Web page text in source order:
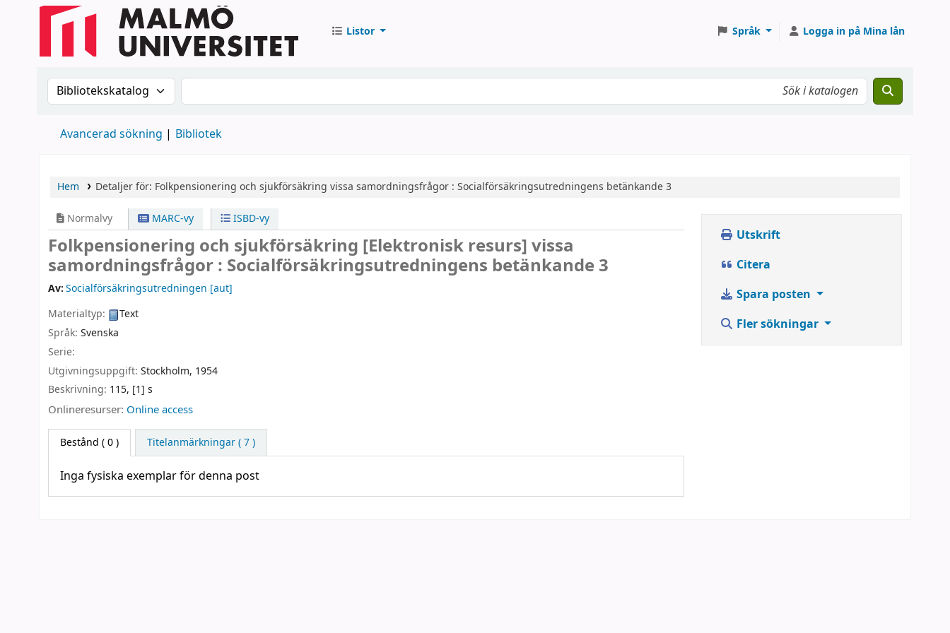
Listor Språk Logga in på Mina lån
Sök i katalogen efter:Sök i katalogen
Avancerad sökning Bibliotek
Hem Detaljer för: Folkpensionering och sjukförsäkring vissa samordningsfrågor : Socialförsäkringsutredningens betänkande 3
Normalvy MARC-vy ISBD-vy
Folkpensionering och sjukförsäkring [Elektronisk resurs]vissa
samordningsfrågor : Socialförsäkringsutredningens betänkande 3
Av:Socialförsäkringsutredningen [aut]
Materialtyp:
Text
Språk: Svenska
Serie:
Utgivningsuppgift: Stockholm, 1954
Beskrivning: 115, [1] s
Onlineresurser: Online access
Bestånd ( 0 ) Titelanmärkningar ( 7 )
Inga fysiska exemplar för denna post
Utskrift
Citera
Spara posten
Fler sökningar